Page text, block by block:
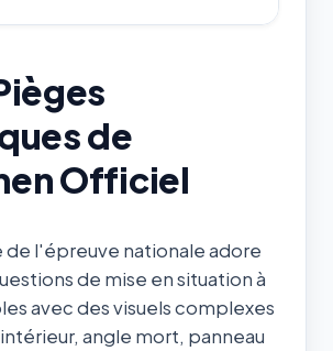
de
Officiel
de l'épreuve nationale adore
de mise en situation à
avec des visuels complexes
angle mort, panneau